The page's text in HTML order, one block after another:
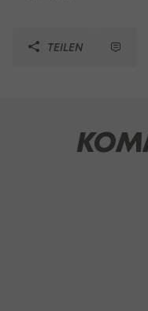
TEILEN